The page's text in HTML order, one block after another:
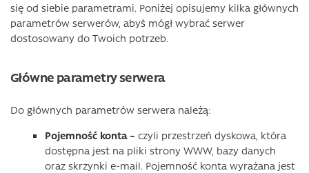
się od siebie parametrami. Poniżej opisujemy kilka głównych
parametrów serwerów, abyś mógł wybrać serwer
dostosowany do Twoich potrzeb.
Główne parametry serwera
Do głównych parametrów serwera należą:
Pojemność konta – czyli przestrzeń dyskowa, która
dostępna jest na pliki strony WWW, bazy danych
oraz skrzynki e-mail. Pojemność konta wyrażana jest